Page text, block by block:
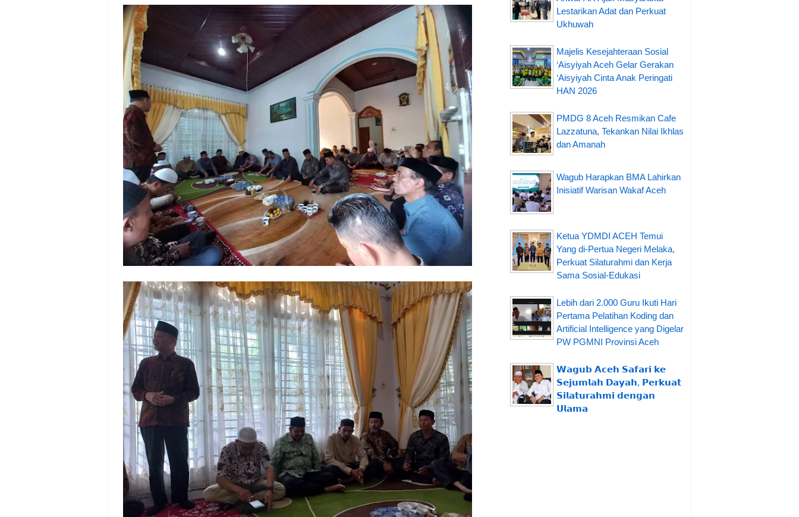
Lestarikan Adat dan Perkuat
Ukhuwah
Majelis Kesejahteraan Sosial
‘Aisyiyah Aceh Gelar Gerakan
‘Aisyiyah Cinta Anak Peringati
HAN 2026
PMDG 8 Aceh Resmikan Cafe
Lazzatuna, Tekankan Nilai Ikhlas
dan Amanah
Wagub Harapkan BMA Lahirkan
Inisiatif Warisan Wakaf Aceh
Ketua YDMDI ACEH Temui
Yang di-Pertua Negeri Melaka,
Perkuat Silaturahmi dan Kerja
Sama Sosial-Edukasi
Lebih dari 2.000 Guru Ikuti Hari
Pertama Pelatihan Koding dan
Artificial Intelligence yang Digelar
PW PGMNI Provinsi Aceh
𝗪𝗮𝗴𝘂𝗯 𝗔𝗰𝗲𝗵 𝗦𝗮𝗳𝗮𝗿𝗶 𝗸𝗲
𝗦𝗲𝗷𝘂𝗺𝗹𝗮𝗵 𝗗𝗮𝘆𝗮𝗵, 𝗣𝗲𝗿𝗸𝘂𝗮𝘁
𝗦𝗶𝗹𝗮𝘁𝘂𝗿𝗮𝗵𝗺𝗶 𝗱𝗲𝗻𝗴𝗮𝗻
𝗨𝗹𝗮𝗺𝗮